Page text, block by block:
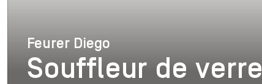
Feurer Diego
Feurer Diego
Souffleur de verre